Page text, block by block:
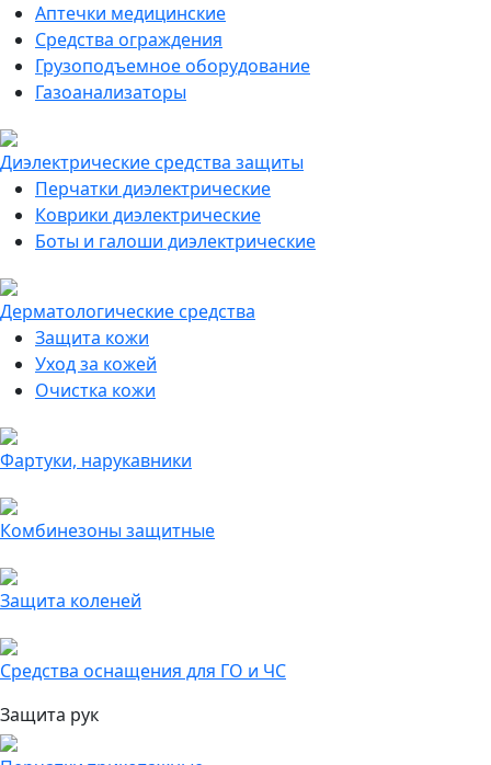
Аптечки медицинские
Средства ограждения
Грузоподъемное оборудование
Газоанализаторы
Диэлектрические средства защиты
Перчатки диэлектрические
Коврики диэлектрические
Боты и галоши диэлектрические
Дерматологические средства
Защита кожи
Уход за кожей
Очистка кожи
Фартуки, нарукавники
Комбинезоны защитные
Защита коленей
Средства оснащения для ГО и ЧС
Защита рук